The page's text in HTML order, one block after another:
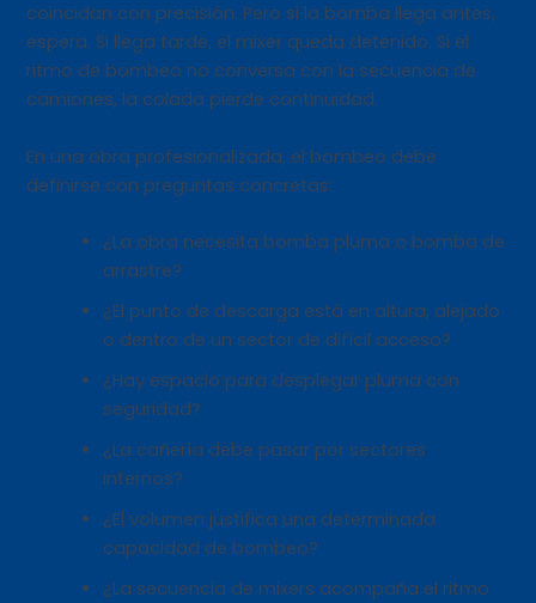
coincidan con precisión. Pero si la bomba llega antes,
espera. Si llega tarde, el mixer queda detenido. Si el
ritmo de bombeo no conversa con la secuencia de
camiones, la colada pierde continuidad.
En una obra profesionalizada, el bombeo debe
definirse con preguntas concretas:
¿La obra necesita bomba pluma o bomba de
arrastre?
¿El punto de descarga está en altura, alejado
o dentro de un sector de difícil acceso?
¿Hay espacio para desplegar pluma con
seguridad?
¿La cañería debe pasar por sectores
internos?
¿El volumen justifica una determinada
capacidad de bombeo?
¿La secuencia de mixers acompaña el ritmo